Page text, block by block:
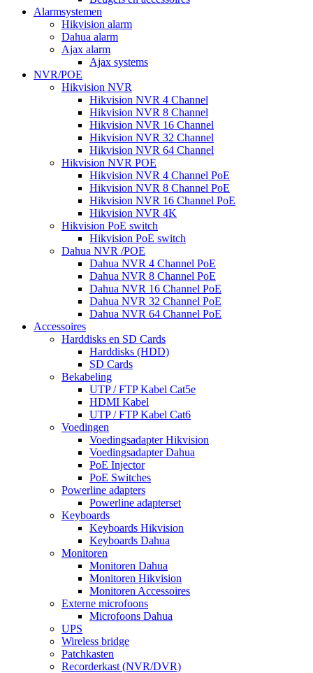
Alarmsystemen
Hikvision alarm
Dahua alarm
Ajax alarm
Ajax systems
NVR/POE
Hikvision NVR
Hikvision NVR 4 Channel
Hikvision NVR 8 Channel
Hikvision NVR 16 Channel
Hikvision NVR 32 Channel
Hikvision NVR 64 Channel
Hikvision NVR POE
Hikvision NVR 4 Channel PoE
Hikvision NVR 8 Channel PoE
Hikvision NVR 16 Channel PoE
Hikvision NVR 4K
Hikvision PoE switch
Hikvision PoE switch
Dahua NVR /POE
Dahua NVR 4 Channel PoE
Dahua NVR 8 Channel PoE
Dahua NVR 16 Channel PoE
Dahua NVR 32 Channel PoE
Dahua NVR 64 Channel PoE
Accessoires
Harddisks en SD Cards
Harddisks (HDD)
SD Cards
Bekabeling
UTP / FTP Kabel Cat5e
HDMI Kabel
UTP / FTP Kabel Cat6
Voedingen
Voedingsadapter Hikvision
Voedingsadapter Dahua
PoE Injector
PoE Switches
Powerline adapters
Powerline adapterset
Keyboards
Keyboards Hikvision
Keyboards Dahua
Monitoren
Monitoren Dahua
Monitoren Hikvision
Monitoren Accessoires
Externe microfoons
Microfoons Dahua
UPS
Wireless bridge
Patchkasten
Recorderkast (NVR/DVR)